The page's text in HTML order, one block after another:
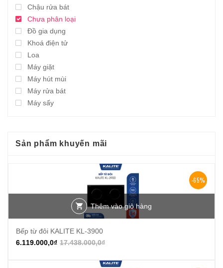
Chậu rửa bát
Chưa phân loại
Đồ gia dụng
Khoá điện tử
Loa
Máy giặt
Máy hút mùi
Máy rửa bát
Máy sấy
Sản phẩm khuyến mãi
-65%
Thêm vào giỏ hàng
Bếp từ đôi KALITE KL-3900
17.438.000,0₫
6.119.000,0₫